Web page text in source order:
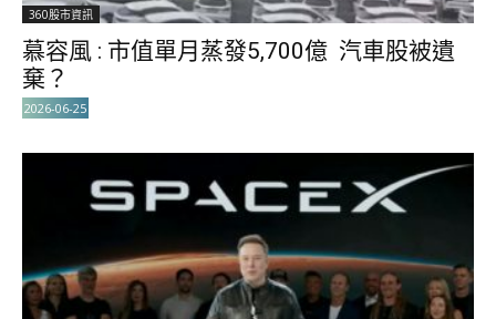
360股市資訊
慕容風 : 市值單月蒸發5,700億 汽車股被遺
棄？
2026-06-25